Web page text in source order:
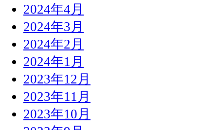
2024年4月
2024年3月
2024年2月
2024年1月
2023年12月
2023年11月
2023年10月